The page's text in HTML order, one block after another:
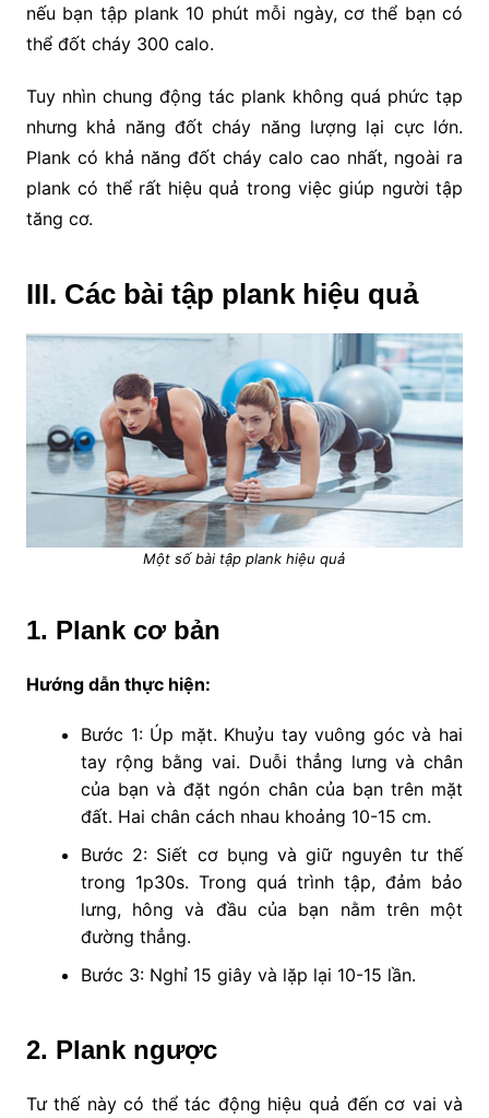
nếu bạn tập plank 10 phút mỗi ngày, cơ thể bạn có
thể đốt cháy 300 calo.
Tuy nhìn chung động tác plank không quá phức tạp
nhưng khả năng đốt cháy năng lượng lại cực lớn.
Plank có khả năng đốt cháy calo cao nhất, ngoài ra
plank có thể rất hiệu quả trong việc giúp người tập
tăng cơ.
III. Các bài tập plank hiệu quả
Một số bài tập plank hiệu quả
1. Plank cơ bản
Hướng dẫn thực hiện:
Bước 1: Úp mặt. Khuỷu tay vuông góc và hai
tay rộng bằng vai. Duỗi thẳng lưng và chân
của bạn và đặt ngón chân của bạn trên mặt
đất. Hai chân cách nhau khoảng 10-15 cm.
Bước 2: Siết cơ bụng và giữ nguyên tư thế
trong 1p30s. Trong quá trình tập, đảm bảo
lưng, hông và đầu của bạn nằm trên một
đường thẳng.
Bước 3: Nghỉ 15 giây và lặp lại 10-15 lần.
2. Plank ngược
Tư thế này có thể tác động hiệu quả đến cơ vai và